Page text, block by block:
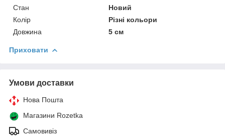
Стан
Новий
Колір
Різні кольори
Довжина
5 см
Приховати
Умови доставки
Нова Пошта
Магазини Rozetka
Самовивіз